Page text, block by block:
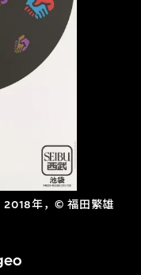
2018年，© 福田繁雄